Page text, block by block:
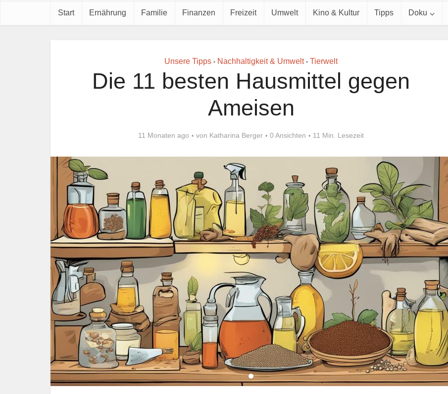
Start Ernährung Familie Finanzen Freizeit Umwelt Kino & Kultur Tipps Doku
Unsere Tipps • Nachhaltigkeit & Umwelt • Tierwelt
Die 11 besten Hausmittel gegen
Ameisen
11 Monaten ago von Katharina Berger 0 Ansichten 11 Min. Lesezeit